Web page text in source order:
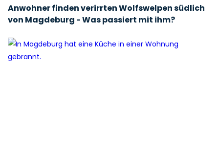
Anwohner finden verirrten Wolfswelpen südlich
von Magdeburg - Was passiert mit ihm?